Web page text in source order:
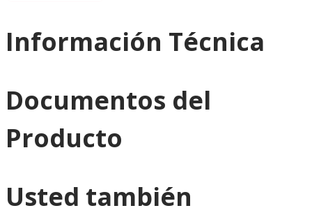
Información Técnica
Documentos del
Producto
Usted también